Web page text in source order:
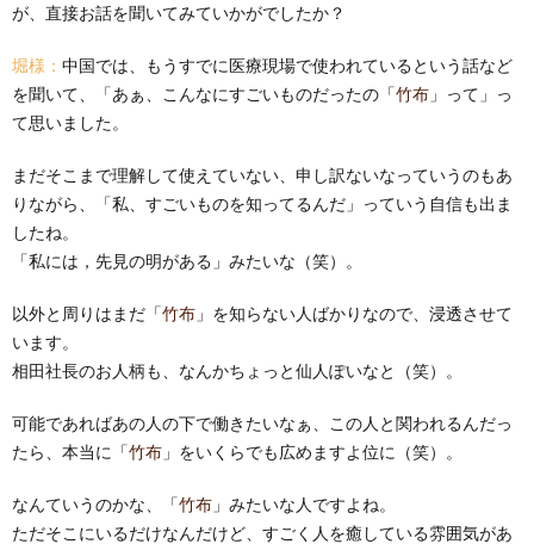
が、直接お話を聞いてみていかがでしたか？
堀様： 中国では、もうすでに医療現場で使われているという話など
を聞いて、「あぁ、こんなにすごいものだったの「竹布 」って」っ
て思いました。
まだそこまで理解して使えていない、申し訳ないなっていうのもあ
りながら、「私、すごいものを知ってるんだ」っていう自信も出ま
したね。
「私には，先見の明がある」みたいな（笑）。
以外と周りはまだ「竹布 」を知らない人ばかりなので、浸透させて
います。
相田社長のお人柄も、なんかちょっと仙人ぽいなと（笑）。
可能であればあの人の下で働きたいなぁ、この人と関われるんだっ
たら、本当に「竹布 」をいくらでも広めますよ位に（笑）。
なんていうのかな、「竹布 」みたいな人ですよね。
ただそこにいるだけなんだけど、すごく人を癒している雰囲気があ